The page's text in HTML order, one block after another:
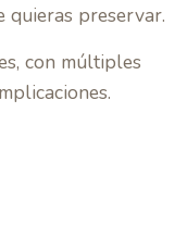
quieras preservar.
con múltiples